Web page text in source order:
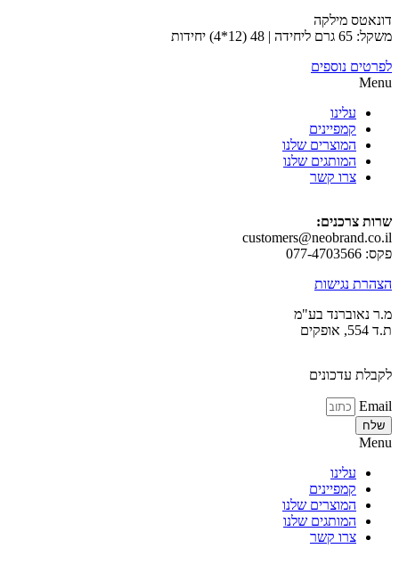
מילקה
נוספים
עלינו
קמפיינים
המוצרים שלנו
המותגים שלנו
צרו קשר
נגישות
בע"מ
עדכונים
עלינו
קמפיינים
המוצרים שלנו
המותגים שלנו
צרו קשר